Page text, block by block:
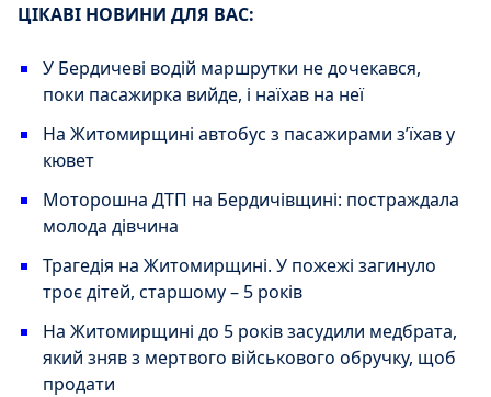
ЦІКАВІ НОВИНИ ДЛЯ ВАС:
У Бердичеві водій маршрутки не дочекався,
поки пасажирка вийде, і наїхав на неї
На Житомирщині автобус з пасажирами з’їхав у
кювет
Моторошна ДТП на Бердичівщині: постраждала
молода дівчина
Трагедія на Житомирщині. У пожежі загинуло
троє дітей, старшому – 5 років
На Житомирщині до 5 років засудили медбрата,
який зняв з мертвого військового обручку, щоб
продати